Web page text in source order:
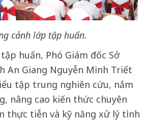
cảnh lớp tập huấn.
huấn, Phó Giám đốc Sở
An Giang Nguyễn Minh Triết
tập trung nghiên cứu, nắm
nâng cao kiến thức chuyên
thực tiễn và kỹ năng xử lý tình